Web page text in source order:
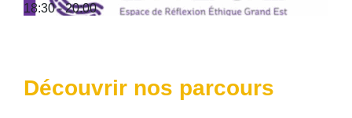
18:30 - 20:00
Découvrir nos parcours